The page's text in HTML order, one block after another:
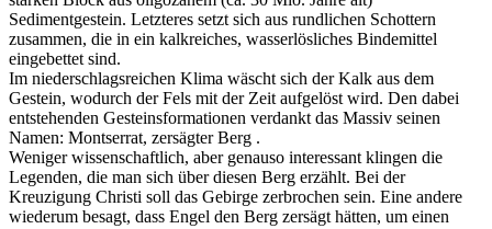
Sedimentgestein. Letzteres setzt sich aus rundlichen Schottern
zusammen, die in ein kalkreiches, wasserlösliches Bindemittel
eingebettet sind.
Im niederschlagsreichen Klima wäscht sich der Kalk aus dem
Gestein, wodurch der Fels mit der Zeit aufgelöst wird. Den dabei
entstehenden Gesteinsformationen verdankt das Massiv seinen
Namen: Montserrat, zersägter Berg .
Weniger wissenschaftlich, aber genauso interessant klingen die
Legenden, die man sich über diesen Berg erzählt. Bei der
Kreuzigung Christi soll das Gebirge zerbrochen sein. Eine andere
wiederum besagt, dass Engel den Berg zersägt hätten, um einen